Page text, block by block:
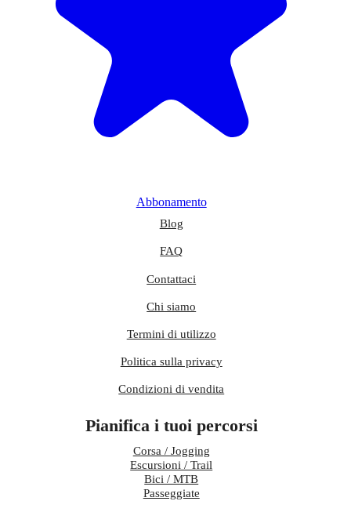
Abbonamento
Blog
FAQ
Contattaci
Chi siamo
Termini di utilizzo
Politica sulla privacy
Condizioni di vendita
Pianifica i tuoi percorsi
Corsa / Jogging
Escursioni / Trail
Bici / MTB
Passeggiate